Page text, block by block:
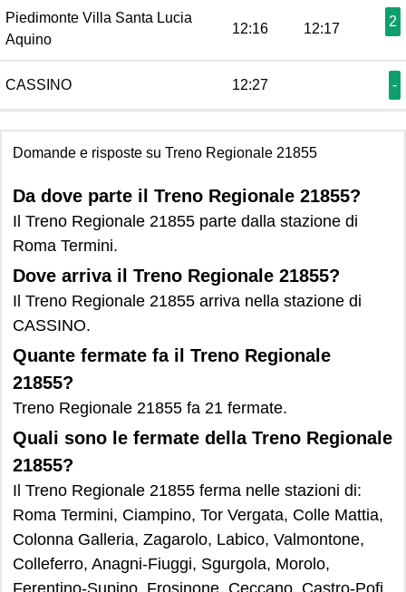
Piedimonte Villa Santa Lucia
Aquino
12:16 12:17 2
CASSINO 12:27 -
Domande e risposte su Treno Regionale 21855
Da dove parte il Treno Regionale 21855?
Il Treno Regionale 21855 parte dalla stazione di
Roma Termini.
Dove arriva il Treno Regionale 21855?
Il Treno Regionale 21855 arriva nella stazione di
CASSINO.
Quante fermate fa il Treno Regionale
21855?
Treno Regionale 21855 fa 21 fermate.
Quali sono le fermate della Treno Regionale
21855?
Il Treno Regionale 21855 ferma nelle stazioni di:
Roma Termini, Ciampino, Tor Vergata, Colle Mattia,
Colonna Galleria, Zagarolo, Labico, Valmontone,
Colleferro, Anagni-Fiuggi, Sgurgola, Morolo,
Ferentino-Supino, Frosinone, Ceccano, Castro-Pofi,